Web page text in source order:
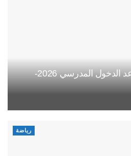
وزارة التربية تحسم موعد الدخول المدرسي 2026-
رياضة